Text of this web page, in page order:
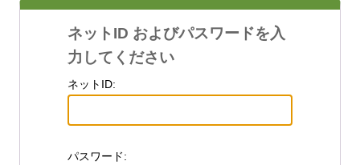
ネットID およびパスワードを入
力してください
ネットID:
パスワード: